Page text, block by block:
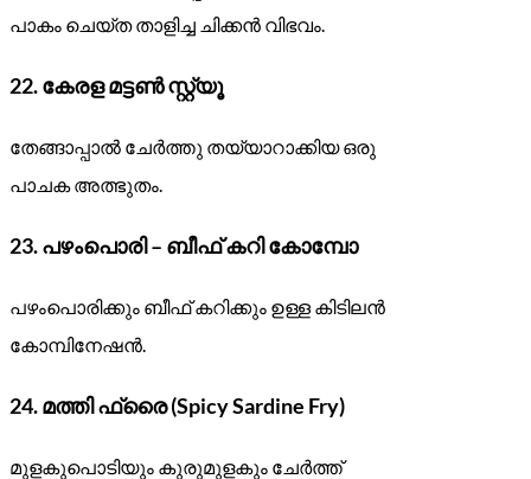
പാകം ചെയ്ത താളിച്ച ചിക്കൻ വിഭവം.
22.കേരള മട്ടൺ സ്റ്റ്യൂ
തേങ്ങാപ്പാൽ ചേർത്തു തയ്യാറാക്കിയ ഒരു
പാചക അത്ഭുതം.
23.പഴംപൊരി – ബീഫ് കറി കോമ്പോ
പഴംപൊരിക്കും ബീഫ് കറിക്കും ഉള്ള കിടിലൻ
കോമ്പിനേഷൻ.
24.മത്തി ഫ്രൈ (Spicy Sardine Fry)
മുളകുപൊടിയും കുരുമുളകും ചേർത്ത്